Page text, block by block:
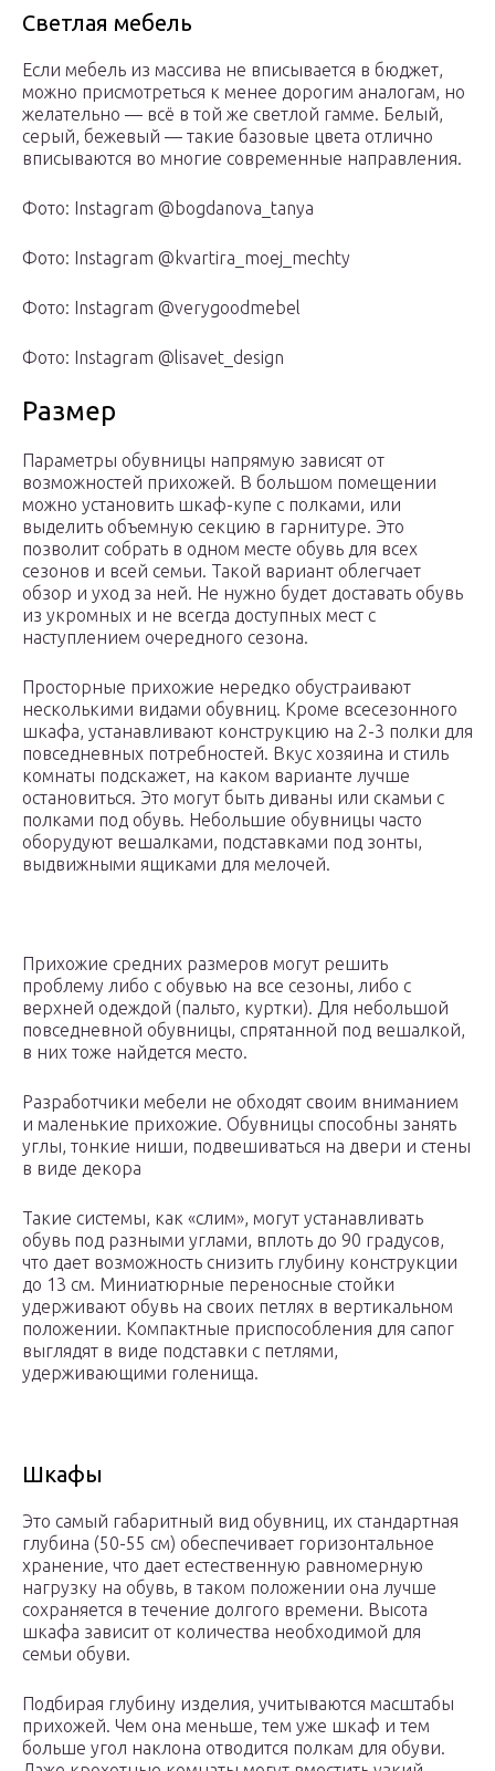
Светлая мебель
Если мебель из массива не вписывается в бюджет,
можно присмотреться к менее дорогим аналогам, но
желательно — всё в той же светлой гамме. Белый,
серый, бежевый — такие базовые цвета отлично
вписываются во многие современные направления.
Фото: Instagram @bogdanova_tanya
Фото: Instagram @kvartira_moej_mechty
Фото: Instagram @verygoodmebel
Фото: Instagram @lisavet_design
Размер
Параметры обувницы напрямую зависят от
возможностей прихожей. В большом помещении
можно установить шкаф-купе с полками, или
выделить объемную секцию в гарнитуре. Это
позволит собрать в одном месте обувь для всех
сезонов и всей семьи. Такой вариант облегчает
обзор и уход за ней. Не нужно будет доставать обувь
из укромных и не всегда доступных мест с
наступлением очередного сезона.
Просторные прихожие нередко обустраивают
несколькими видами обувниц. Кроме всесезонного
шкафа, устанавливают конструкцию на 2-3 полки для
повседневных потребностей. Вкус хозяина и стиль
комнаты подскажет, на каком варианте лучше
остановиться. Это могут быть диваны или скамьи с
полками под обувь. Небольшие обувницы часто
оборудуют вешалками, подставками под зонты,
выдвижными ящиками для мелочей.
Прихожие средних размеров могут решить
проблему либо с обувью на все сезоны, либо с
верхней одеждой (пальто, куртки). Для небольшой
повседневной обувницы, спрятанной под вешалкой,
в них тоже найдется место.
Разработчики мебели не обходят своим вниманием
и маленькие прихожие. Обувницы способны занять
углы, тонкие ниши, подвешиваться на двери и стены
в виде декора
Такие системы, как «слим», могут устанавливать
обувь под разными углами, вплоть до 90 градусов,
что дает возможность снизить глубину конструкции
до 13 см. Миниатюрные переносные стойки
удерживают обувь на своих петлях в вертикальном
положении. Компактные приспособления для сапог
выглядят в виде подставки с петлями,
удерживающими голенища.
Шкафы
Это самый габаритный вид обувниц, их стандартная
глубина (50-55 см) обеспечивает горизонтальное
хранение, что дает естественную равномерную
нагрузку на обувь, в таком положении она лучше
сохраняется в течение долгого времени. Высота
шкафа зависит от количества необходимой для
семьи обуви.
Подбирая глубину изделия, учитываются масштабы
прихожей. Чем она меньше, тем уже шкаф и тем
больше угол наклона отводится полкам для обуви.